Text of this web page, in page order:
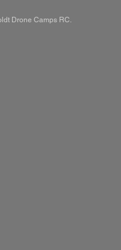
Drone Camps RC.